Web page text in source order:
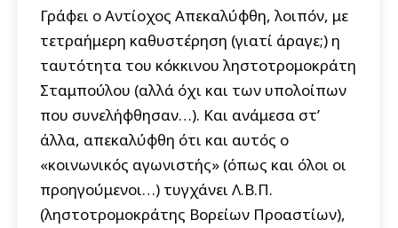
Γράφει ο Αντίοχος Απεκαλύφθη, λοιπόν, με
τετραήμερη καθυστέρηση (γιατί άραγε;) η
ταυτότητα του κόκκινου ληστοτρομοκράτη
Σταμπούλου (αλλά όχι και των υπολοίπων
που συνελήφθησαν…). Και ανάμεσα στ’
άλλα, απεκαλύφθη ότι και αυτός ο
«κοινωνικός αγωνιστής» (όπως και όλοι οι
προηγούμενοι…) τυγχάνει Λ.Β.Π.
(ληστοτρομοκράτης Βορείων Προαστίων),